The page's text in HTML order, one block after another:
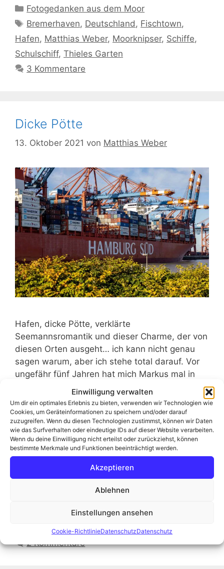
Einwilligung verwalten
Um dir ein optimales Erlebnis zu bieten, verwenden wir Technologien wie
Cookies, um Geräteinformationen zu speichern und/oder darauf
zuzugreifen. Wenn du diesen Technologien zustimmst, können wir Daten
wie das Surfverhalten oder eindeutige IDs auf dieser Website verarbeiten.
Wenn du deine Einwilligung nicht erteilst oder zurückziehst, können
bestimmte Merkmale und Funktionen beeinträchtigt werden.
Akzeptieren
Ablehnen
Einstellungen ansehen
Cookie-RichtlinieDatenschutzDatenschutz
Kategorien
Fotogedanken aus dem Moor
Schlagwörter
Bremerhaven, Deutschland , Fischtown,
Hafen, Matthias Weber, Moorknipser, Schiffe,
Schulschiff, Thieles Garten
3 Kommentare
Dicke Pötte
13. Oktober 2021 von Matthias Weber
Hafen, dicke Pötte, verklärte
Seemannsromantik und dieser Charme, der von
diesen Orten ausgeht… ich kann nicht genau
sagen warum, aber ich stehe total darauf. Vor
ungefähr fünf Jahren hat mich Markus mal in
den Hafen von Bremerhaven mitgenommen und
ich durfte mir die ganzen Containerschiffe und
Hafenkräne aus nächster Nähe ansehen.
Natürlich alles gespickt mit Markus´ …
Weiterlesen
Fotogedanken aus dem Moor
Schlagwörter
Schiffe,Schifffahrt,Seefahrt
Waltershofer Damm
2 Kommentare